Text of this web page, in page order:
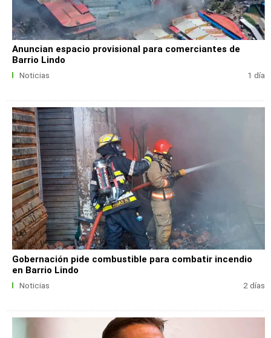
Anuncian espacio provisional para comerciantes de
Barrio Lindo
Noticias 1 día
Gobernación pide combustible para combatir incendio
en Barrio Lindo
Noticias 2 días